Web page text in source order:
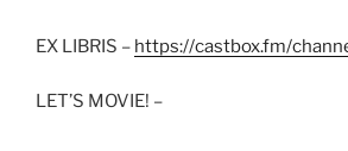
EX LIBRIS – https://castbox.fm/
LET’S MOVIE! –